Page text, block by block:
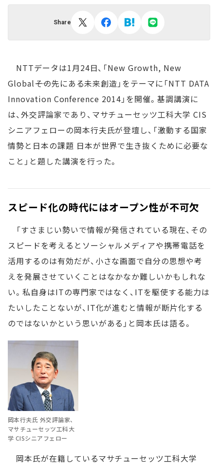
Share
NTTデータは1月24日、「New Growth, New
Global――その先にある未来創造」をテーマに「NTT DATA
Innovation Conference 2014」を開催。基調講演に
は、外交評論家であり、マサチューセッツ工科大学 CIS
シニアフェローの岡本行夫氏が登壇し、「激動する国家
情勢と日本の課題 日本が世界で生き抜くために必要な
こと」と題した講演を行った。
スピード化の時代にはオープン性が不可欠
「すさまじい勢いで情報が発信されている現在、その
スピードを考えるとソーシャルメディアや携帯電話を
活用するのは有効だが、小さな画面で自分の思想や考
えを発展させていくことはなかなか難しいかもしれな
い。私自身はITの専門家ではなく、ITを駆使する能力は
たいしたことないが、IT化が進むと情報が断片化する
のではないかという思いがある」と岡本氏は語る。
岡本行夫氏 外交評論家、
マサチューセッツ工科大
学 CISシニアフェロー
岡本氏が在籍しているマサチューセッツ工科大学